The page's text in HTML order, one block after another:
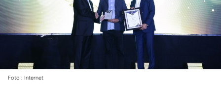
Foto : Internet